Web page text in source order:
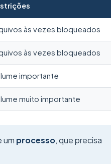
às vezes bloqueados
às vezes bloqueados
importante
muito importante
um processo, que precisa